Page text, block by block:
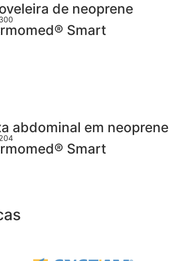
de neoprene
Smart
abdominal em neoprene
Smart